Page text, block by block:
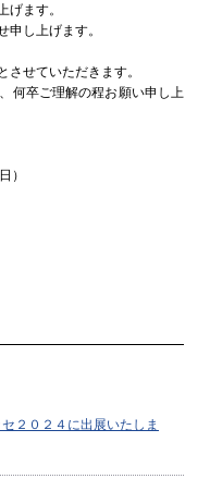
げます。
申し上げます。
せていただきます。
何卒ご理解の程お願い申し上
）
２０２４に出展いたしま